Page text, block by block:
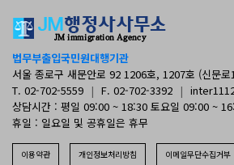
법무부출입국민원대행기관
서울 종로구 새문안로 92 1206호, 1207호 (신문
T. 02-702-5559 | F. 02-702-3392 |
상담시간 : 평일 09:00 ~ 18:30 토요일 09:00 ~
휴일 : 일요일 및 공휴일은 휴무
이용약관 개인정보처리방침 이메일무단수집거부